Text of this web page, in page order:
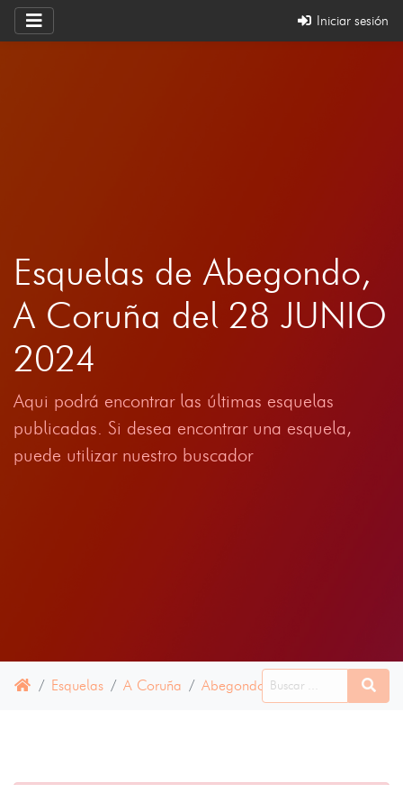
Iniciar sesión
Esquelas de Abegondo,
A Coruña del 28 JUNIO
2024
Aqui podrá encontrar las últimas esquelas
publicadas. Si desea encontrar una esquela,
puede utilizar nuestro buscador
Esquelas A Coruña Abegondo 28 JUNIO 2024